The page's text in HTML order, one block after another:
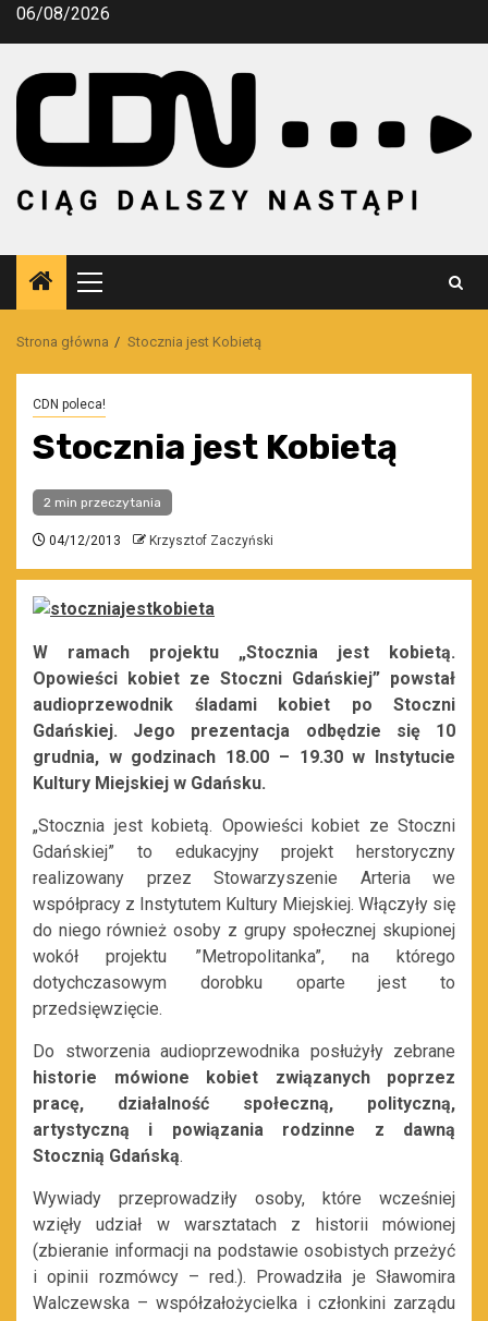
Przejdź
06/08/2026
Menu
główne
Strona główna Stocznia jest Kobietą
CDN poleca!
Stocznia jest Kobietą
2 min przeczytania
04/12/2013 Krzysztof Zaczyński
W ramach projektu „Stocznia jest kobietą.
Opowieści kobiet ze Stoczni Gdańskiej” powstał
audioprzewodnik śladami kobiet po Stoczni
Gdańskiej. Jego prezentacja odbędzie się 10
grudnia, w godzinach 18.00 – 19.30 w Instytucie
Kultury Miejskiej w Gdańsku.
„Stocznia jest kobietą. Opowieści kobiet ze Stoczni
Gdańskiej” to edukacyjny projekt herstoryczny
realizowany przez Stowarzyszenie Arteria we
współpracy z Instytutem Kultury Miejskiej. Włączyły się
do niego również osoby z grupy społecznej skupionej
wokół projektu ”Metropolitanka”, na którego
dotychczasowym dorobku oparte jest to
przedsięwzięcie.
Do stworzenia audioprzewodnika posłużyły zebrane
historie mówione kobiet związanych poprzez
pracę, działalność społeczną, polityczną,
artystyczną i powiązania rodzinne z dawną
Stocznią Gdańską.
Wywiady przeprowadziły osoby, które wcześniej
wzięły udział w warsztatach z historii mówionej
(zbieranie informacji na podstawie osobistych przeżyć
i opinii rozmówcy – red.). Prowadziła je Sławomira
Walczewska – współzałożycielka i członkini zarządu